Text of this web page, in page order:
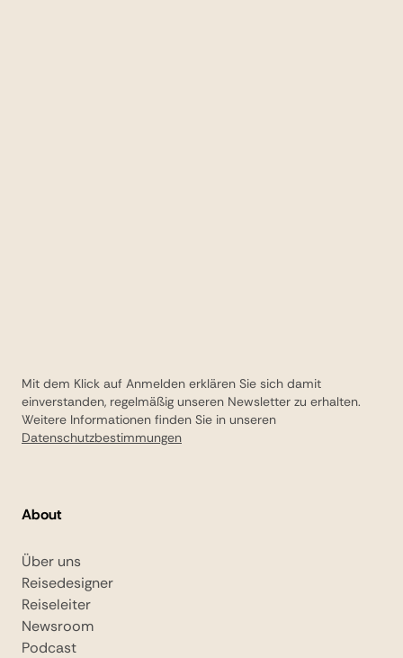
Mit dem Klick auf Anmelden erklären Sie sich damit
einverstanden, regelmäßig unseren Newsletter zu erhalten.
Weitere Informationen finden Sie in unseren
Datenschutzbestimmungen
About
Über uns
Reisedesigner
Reiseleiter
Newsroom
Podcast